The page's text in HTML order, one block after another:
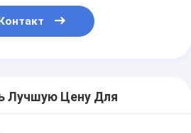
Лучшую Цену Для